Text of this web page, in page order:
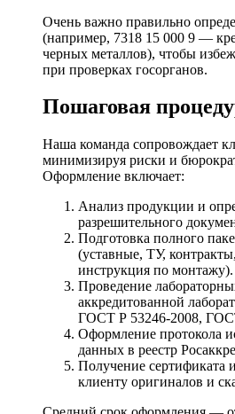
Очень важно правильно
(например, 7318 15 000 9 —
черных металлов), чтобы
при проверках госорганов.
Пошаговая
Наша команда сопровождает
минимизируя риски и
Оформление включает:
Анализ продукции и
разрешительного
Подготовка полного
(уставные, ТУ,
инструкция по монтажу).
Проведение
аккредитованной
ГОСТ Р 53246-2008,
Оформление протокола
данных в реестр
Получение сертификата
клиенту оригиналов и